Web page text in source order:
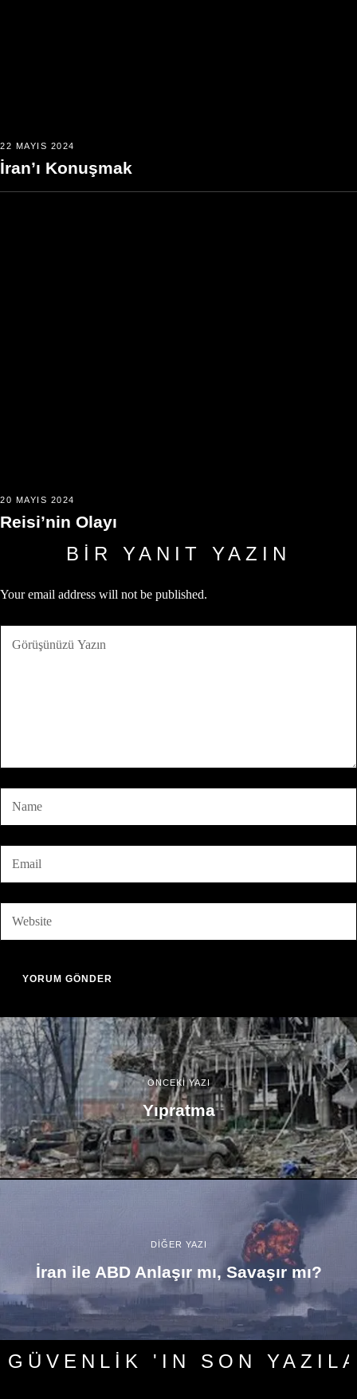
22 MAYIS 2024
İran’ı Konuşmak
20 MAYIS 2024
Reisi’nin Olayı
BIR YANIT YAZIN
Your email address will not be published.
ÖNCEKİ YAZI
Yıpratma
DİĞER YAZI
İran ile ABD Anlaşır mı, Savaşır mı?
GÜVENLIK 'IN SON